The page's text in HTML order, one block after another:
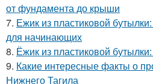
от фундамента до крыши
7. Ежик из пластиковой
для начинающих
8. Ёжик из пластиковой
9. Какие интересные факты о
Нижнего Тагила